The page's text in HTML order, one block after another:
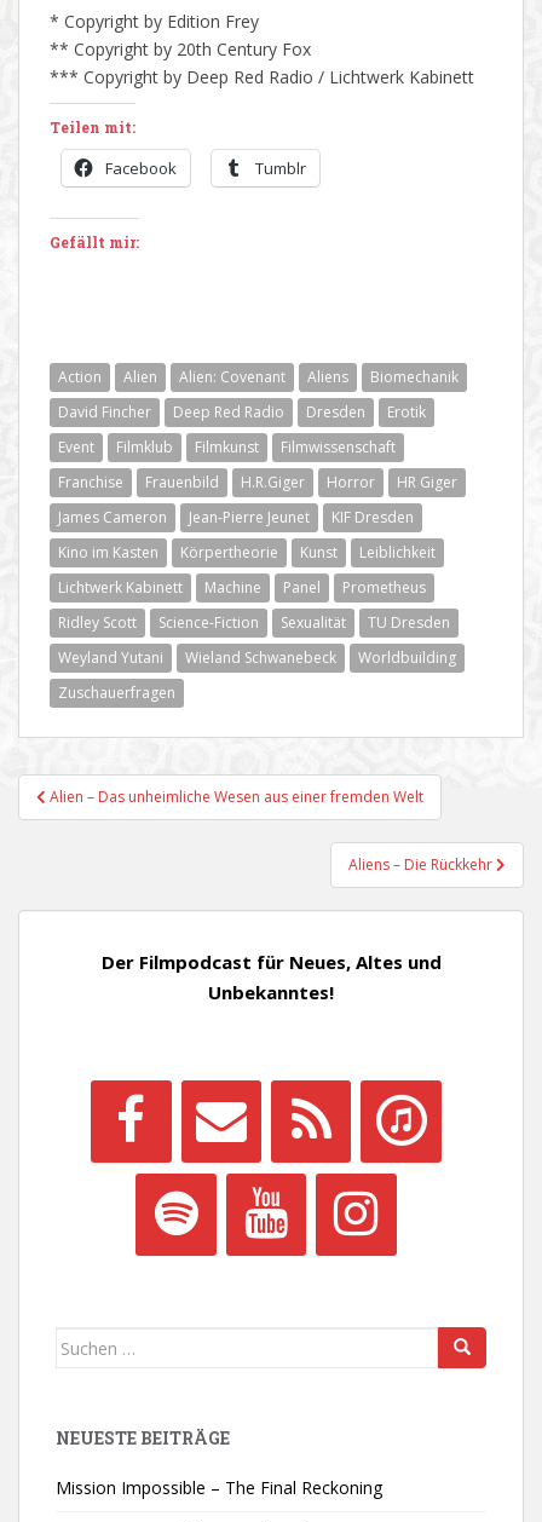
* Copyright by Edition Frey
** Copyright by 20th Century Fox
*** Copyright by Deep Red Radio / Lichtwerk Kabinett
Teilen mit:
Facebook Tumblr
Gefällt mir:
Action Alien Alien: Covenant Aliens
Biomechanik
David Fincher
Deep Red Radio Dresden
Erotik
Event
Filmklub Filmkunst
Filmwissenschaft
Franchise
Frauenbild H.R.Giger Horror
HR Giger
James Cameron
Jean-Pierre Jeunet
KIF Dresden
Kino im Kasten
Körpertheorie Kunst
Leiblichkeit
Lichtwerk Kabinett
Machine Panel
Prometheus
Ridley Scott
Science-Fiction Sexualität
TU Dresden
Weyland Yutani
Wieland Schwanebeck
Worldbuilding
Zuschauerfragen
Beitragsnavigation
Alien – Das unheimliche Wesen aus einer fremden Welt
Aliens – Die Rückkehr
Der Filmpodcast für Neues, Altes und
Unbekanntes!
Suchen
NEUESTE BEITRÄGE
Mission Impossible – The Final Reckoning